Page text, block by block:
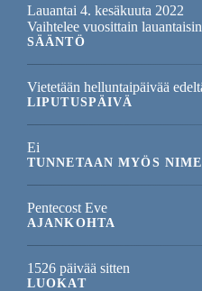
Lauantai 4. kesäkuuta 2022
Vaihtelee vuosittain
SÄÄNTÖ
Vietetään helluntaipäivää
LIPUTUSPÄIVÄ
Ei
TUNNETAAN MYÖS
Pentecost Eve
AJANKOHTA
1526 päivää sitten
LUOKAT